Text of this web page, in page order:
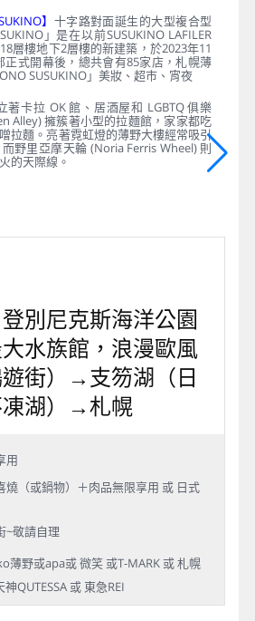
】 十字路對面誕生的大型複合型
」是在以前SUSUKINO LAFILER
層樓地下2層樓的新建築，於2023年11
正式開幕後，總共會有85家店，札幌薄
SUSUKINO」美妝、超市、宵夜
著卡拉 OK 館、居酒屋和 LGBTQ 俱樂
Alley) 擁簇著小型的拉麵館，家家都吃
拉麵。亮著霓虹燈的薄野大樓經常吸引
野里亞摩天輪 (Noria Ferris Wheel) 則
的天際線。
別尼克斯海洋公園
大水族館，浪漫歐風
街）→支笏湖（日
湖）→札幌
用
燒（或鍋物）＋肉品無限享用 或 日式
~敬請自理
薄野或apa或 微笑 或T-MARK 或 札幌
QUTESSA 或 東急REI